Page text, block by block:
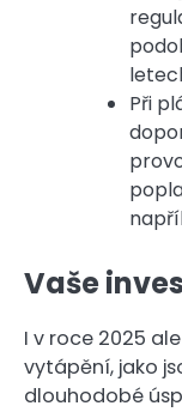
Při
Vaše
I v roce 2025
vytápění, jako
dlouhodobé